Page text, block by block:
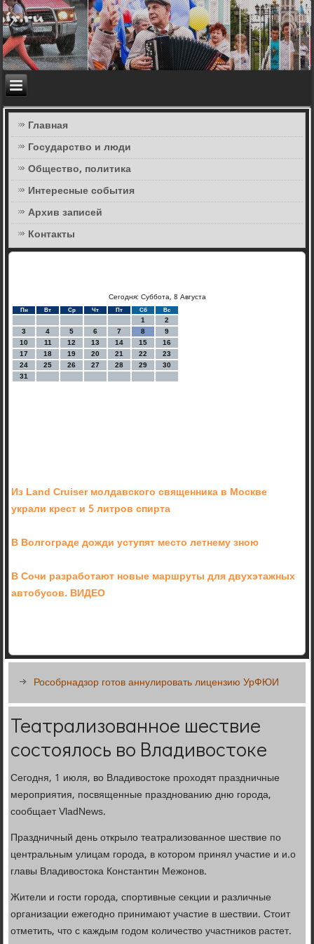
Главная
Государство и люди
Общество, политика
Интересные события
Архив записей
Контакты
Сегодня: Суббота, 8 Августа
Пн Вт Ср Чт Пт Сб Вс
1
2
3
4 5 6 7 8
9
10
11 12 13 14 15
16
17
18 19 20 21 22
23
24
25 26 27 28 29
30
31
Из Land Cruiser молдавского священника в Москве
украли крест и 5 литров спирта
В Волгограде дожди уступят место летнему зною
В Сочи разработают новые маршруты для двухэтажных
автобусов. ВИДЕО
Рособрнадзор готов аннулировать лицензию УрФЮИ
Театрализованное шествие
состоялось во Владивостоке
Сегодня, 1 июля, во Владивостоке проходят праздничные
мероприятия, посвященные празднованию дню города,
сообщает VladNews.
Праздничный день открыло театрализованное шествие по
центральным улицам города, в котором принял участие и и.о
главы Владивостока Константин Межонов.
Жители и гости города, спортивные секции и различные
организации ежегодно принимают участие в шествии. Стоит
отметить, что с каждым годом количество участников растет.